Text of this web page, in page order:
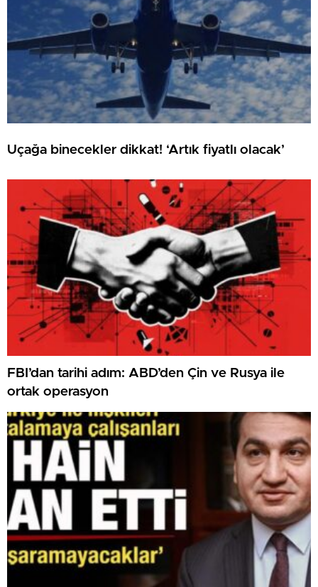
Uçağa binecekler dikkat! ‘Artık fiyatlı olacak’
FBI’dan tarihi adım: ABD’den Çin ve Rusya ile
ortak operasyon